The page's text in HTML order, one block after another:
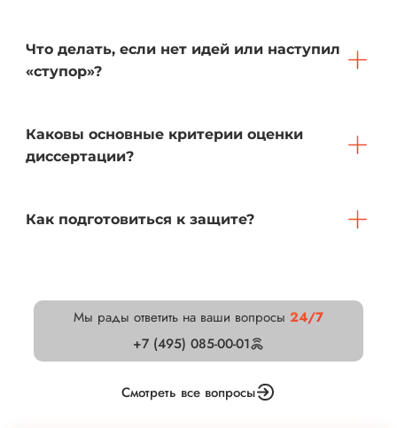
Что делать, если нет идей или наступил
«ступор»?
Каковы основные критерии оценки
диссертации?
Как подготовиться к защите?
Мы рады ответить на ваши вопросы 24/7
+7 (495) 085-00-01
Смотреть все вопросы